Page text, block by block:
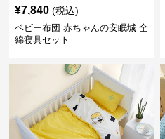
¥7,840 (税込)
ベビー布団 赤ちゃんの安眠城 全
綿寝具セット